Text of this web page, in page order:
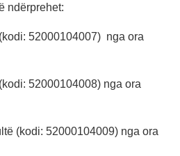
ndërprehet:
52000104007) nga ora
52000104008) nga ora
(kodi: 52000104009) nga ora